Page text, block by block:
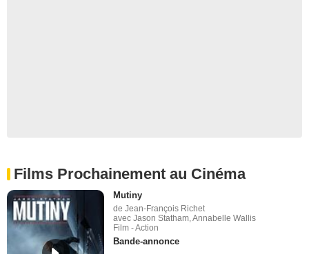
Films Prochainement au Cinéma
Mutiny
de Jean-François Richet
avec Jason Statham, Annabelle Wallis
Film - Action
Bande-annonce